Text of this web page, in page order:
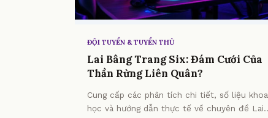
ĐỘI TUYỂN & TUYỂN THỦ
Lai Bâng Trang Six: Đám Cưới Của
Thần Rừng Liên Quân?
Cung cấp các phân tích chi tiết, số liệu khoa
học và hướng dẫn thực tế về chuyên đề Lai